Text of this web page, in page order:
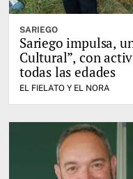
SARIEGO
Sariego impulsa,
Cultural”, con
todas las edades
EL FIELATO Y EL NORA